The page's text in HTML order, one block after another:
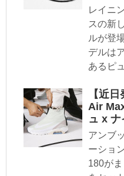
レイニ
スの新
ルが登
デルは
あるピ
【近
Air
ュ x ナ
アンブ
ーショ
180が